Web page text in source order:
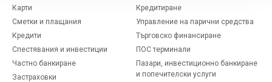
Карти
Сметки и плащания
Кредити
Спестявания и инвестиции
Частно банкиране
Застраховки
Кредитиране
Управление на парични средства
Търговско финансиране
ПОС терминали
Пазари, инвестиционно банкиране
и попечителски услуги